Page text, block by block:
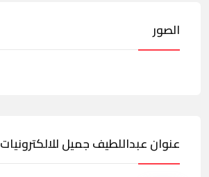
الصور
عنوان عبداللطيف جميل للالكترونيات